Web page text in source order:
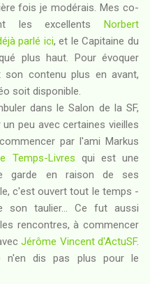
fois je modérais. Mes co-
les excellents Norbert
parlé ici, et le Capitaine du
plus haut. Pour évoquer
contenu plus en avant,
soit disponible.
dans le Salon de la SF,
peu avec certaines vieilles
par l'ami Markus
Temps-Livres qui est une
garde en raison de ses
c'est ouvert tout le temps -
son taulier... Ce fut aussi
rencontres, à commencer
Jérôme Vincent d'ActuSF.
n'en dis pas plus pour le